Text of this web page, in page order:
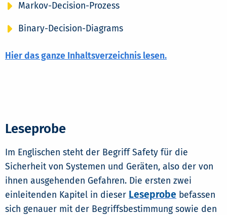
Markov-Decision-Prozess
Binary-Decision-Diagrams
Hier das ganze Inhaltsverzeichnis lesen.
Leseprobe
Im Englischen steht der Begriff Safety für die
Sicherheit von Systemen und Geräten, also der von
ihnen ausgehenden Gefahren. Die ersten zwei
einleitenden Kapitel in dieser Leseprobe befassen
sich genauer mit der Begriffsbestimmung sowie den